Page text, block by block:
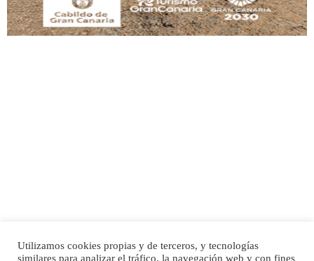
SHIBA PERDIDO AVDA JOSE MESA Y LOPEZ
Utilizamos cookies propias y de terceros, y tecnologías
similares para analizar el tráfico, la navegación web y con fines